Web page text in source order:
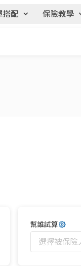
搭配 保險教學
幫誰試算
選擇被保險